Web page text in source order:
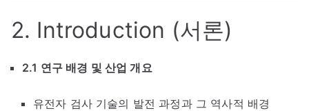
2. Introduction (서론)
2.1 연구 배경 및 산업 개요
유전자 검사 기술의 발전 과정과 그 역사적 배경